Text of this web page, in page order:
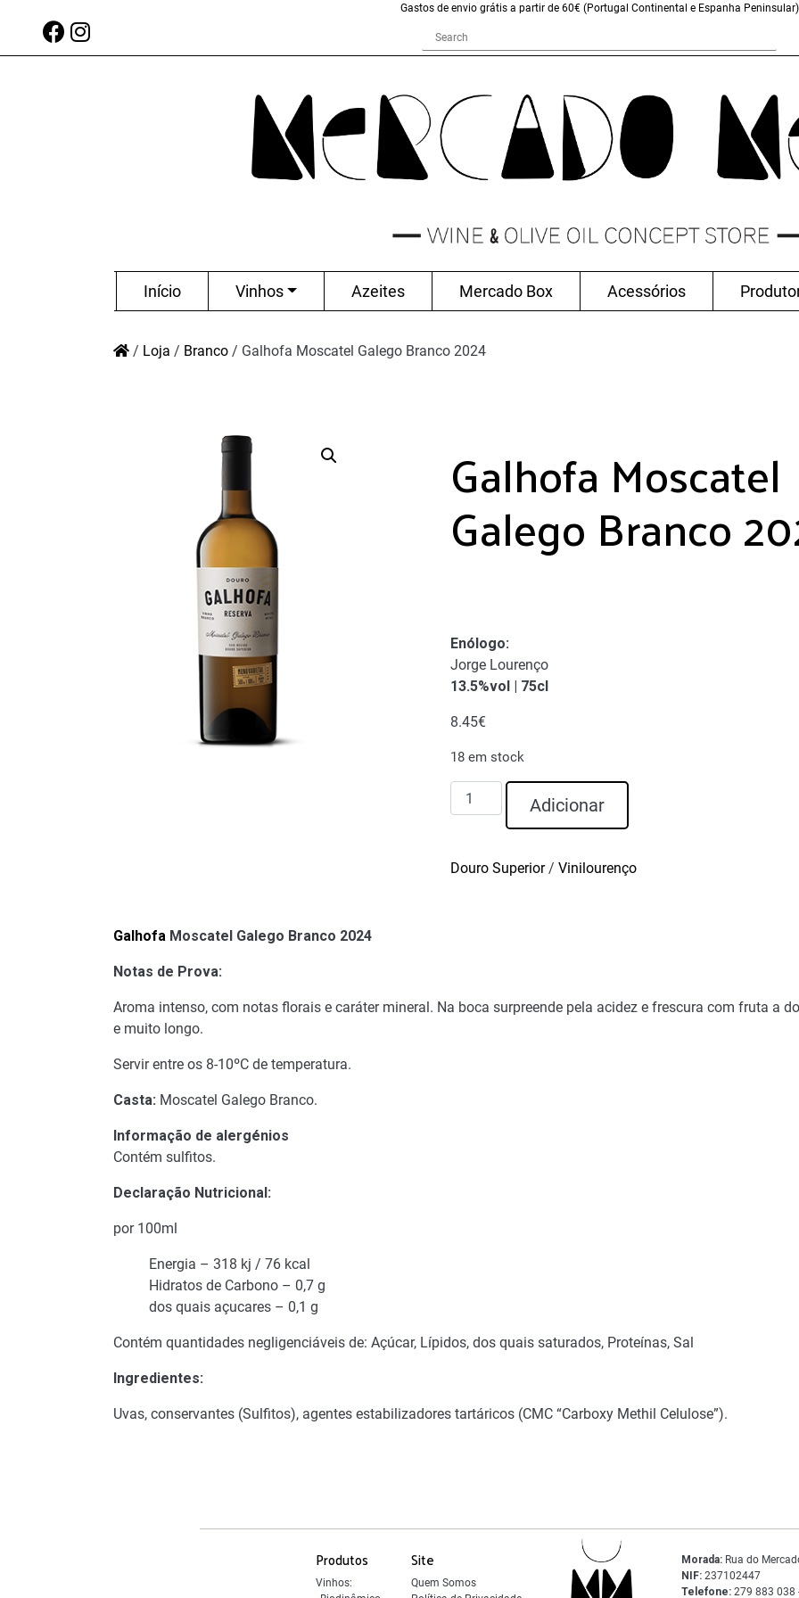
Gastos de envio grátis a partir de 60€ (Portugal Continental e Espanha Peninsular)
Início Vinhos Azeites Mercado Box Acessórios
/ Loja / Branco / Galhofa Moscatel Galego Branco 2024
Galhofa Moscatel
Galego Branco
Enólogo:
Jorge Lourenço
13.5%vol | 75cl
8.45€
18 em stock
Quantidade
de
Galego
Adicionar
Douro Superior/ Vinilourenço
Galhofa Moscatel Galego Branco 2024
Notas de Prova:
Aroma intenso, com notas florais e caráter mineral. Na boca surpreende pela acidez e frescura com fruta a
e muito longo.
Servir entre os 8-10ºC de temperatura.
Casta: Moscatel Galego Branco.
Informação de alergénios
Contém sulfitos.
Declaração Nutricional:
por 100ml
Energia – 318 kj / 76 kcal
Hidratos de Carbono – 0,7 g
dos quais açucares – 0,1 g
Contém quantidades negligenciáveis de: Açúcar, Lípidos, dos quais saturados, Proteínas, Sal
Ingredientes:
Uvas, conservantes (Sulfitos), agentes estabilizadores tartáricos (CMC “Carboxy Methil Celulose”).
Produtos
Vinhos:
Site
Quem Somos
Morada:Rua do
NIF:237102447
Telefone:279 883 038